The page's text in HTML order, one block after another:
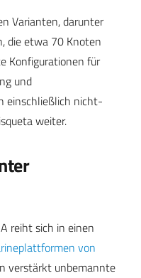
Varianten, darunter
die etwa 70 Knoten
Konfigurationen für
und
einschließlich nicht-
weiter.
reiht sich in einen
von
verstärkt unbemannte